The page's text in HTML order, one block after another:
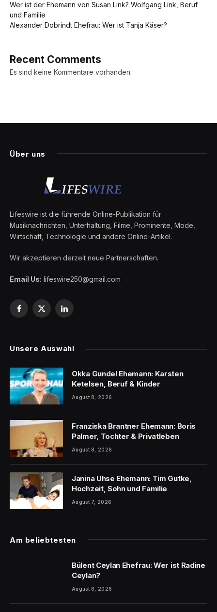
Wer ist der Ehemann von Susan Link? Wolfgang Link, Beruf
und Familie
Alexander Dobrindt Ehefrau: Wer ist Tanja Käser?
Recent Comments
Es sind keine Kommentare vorhanden.
Über uns
Lifeswire ist die führende Online-Publikation für
Musiknachrichten, Unterhaltung, Filme, Prominente, Mode,
Wirtschaft, Technologie und andere Online-Artikel.
Wir akzeptieren derzeit neue Partnerschaften.
Email Us: lifeswire250@gmail.com
Facebook
X
LinkedIn
Unsere Auswahl
Okka Gundel Ehemann: Karsten
Ketelsen, Beruf & Kinder
August 8, 2026
Franziska Brantner Ehemann: Boris
Palmer, Tochter & Privatleben
August 8, 2026
Janina Uhse Ehemann: Tim Gutke,
Hochzeit, Sohn und Familie
August 7, 2026
Am beliebtesten
Bülent Ceylan Ehefrau: Wer ist Radine
Ceylan?
August 6, 2026